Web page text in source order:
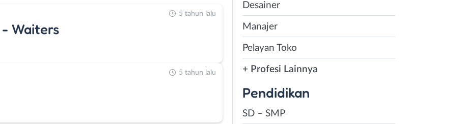
Waiters
5 tahun lalu
5 tahun lalu
Desainer
Manajer
Pelayan Toko
+ Profesi Lainnya
Pendidikan
SD – SMP